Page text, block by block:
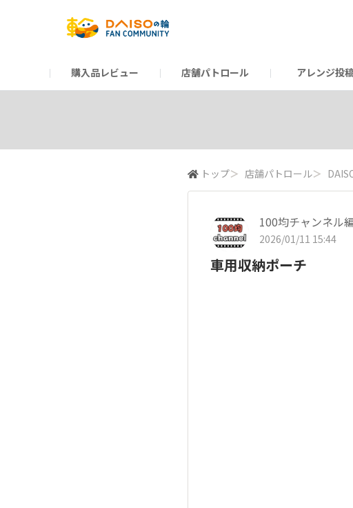
購入品レビュー 店舗パトロール アレンジ投
トップ＞ 店舗パトロール＞
100均チャンネル
2026/01/11 15:44
車用収納ポーチ